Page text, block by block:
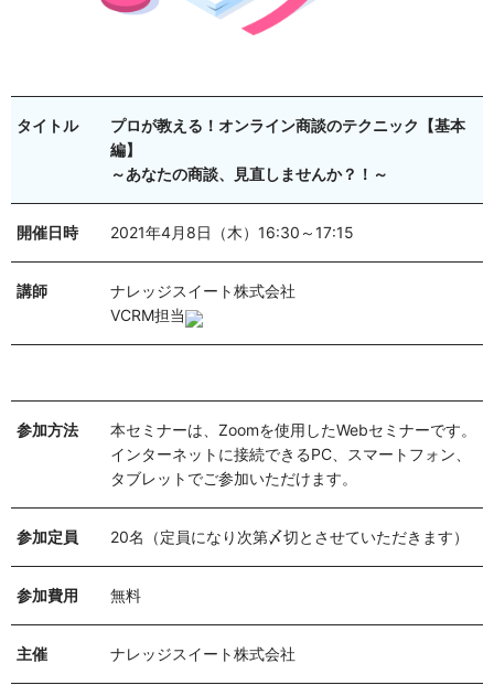
タイトル
プロが教える！オンライン商談のテクニック【基本
編】
～あなたの商談、見直しませんか？！～
開催日時 2021年4月8日（木）16:30～17:15
講師
ナレッジスイート株式会社
VCRM担当
参加方法
本セミナーは、Zoomを使用したWebセミナーです。
インターネットに接続できるPC、スマートフォン、
タブレットでご参加いただけます。
参加定員 20名（定員になり次第〆切とさせていただきます）
参加費用 無料
主催 ナレッジスイート株式会社